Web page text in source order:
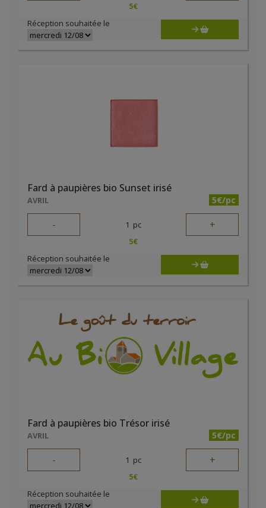
5€
Réception souhaitée le
Fard à paupières bio Sunset irisé
AVRIL 5€/pc
- 1 pc +
5€
Réception souhaitée le
Fard à paupières bio Trésor irisé
AVRIL 5€/pc
- 1 pc +
5€
Réception souhaitée le